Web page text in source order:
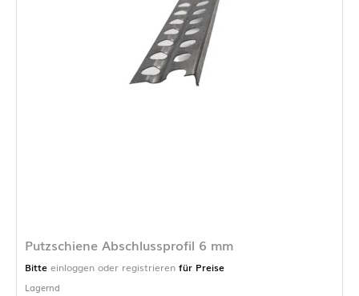
Putzschiene Abschlussprofil 6 mm
Bitte einloggen oder registrieren für Preise
Lagernd